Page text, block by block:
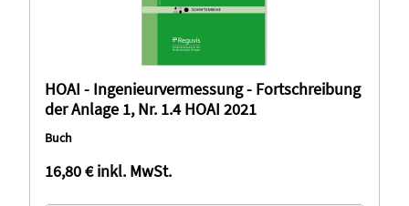
HOAI - Ingenieurvermessung - Fortschreibung
der Anlage 1, Nr. 1.4 HOAI 2021
Buch
16,80 €inkl. MwSt.